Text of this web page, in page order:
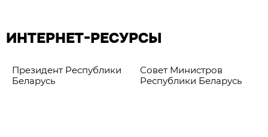
ИНТЕРНЕТ-РЕСУРСЫ
Президент Республики
Беларусь
Совет Министров
Республики Беларусь